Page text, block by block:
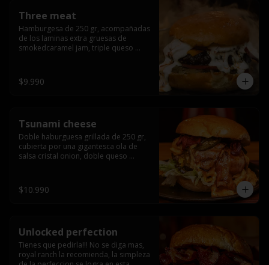
Three meat
Hamburgesa de 250 gr, acompañadas
de los laminas extra gruesas de
smokedcaramel jam, triple queso
$9.990
Tsunami cheese
Doble haburguesa grillada de 250 gr,
cubierta por una gigantesca ola de
salsa cristal onion, doble queso
grill y los mas ricos jalapeños
jalapeños de todo texas.
$10.990
Unlocked perfection
Tienes que pedirla!!! No se diga mas,
royal ranch la recomienda, la simpleza